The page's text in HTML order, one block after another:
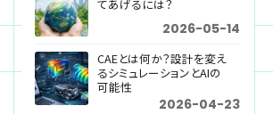
てあげるには？
2026-05-14
CAEとは何か？設計を変え
るシミュレーションとAIの
可能性
2026-04-23